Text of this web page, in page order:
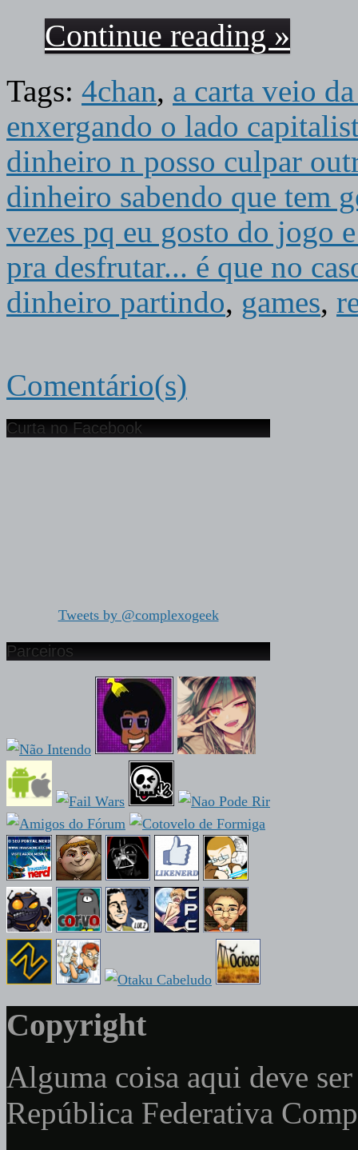
Continue reading »
Tags: 4chan, a carta veio
enxergando o lado
dinheiro n posso culpar
dinheiro sabendo que tem
vezes pq eu gosto do jogo
pra desfrutar... é que no
dinheiro partindo, games,
Comentário(s)
Curta no Facebook
Tweets by @complexogeek
Parceiros
Copyright
Alguma coisa aqui deve
República Federativa